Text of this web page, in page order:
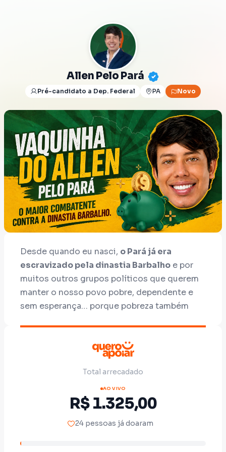
Allen Pelo Pará
Pré-candidato a Dep. Federal PA Novo
Desde quando eu nasci, o Pará já era
escravizado pela dinastia Barbalho e por
muitos outros grupos políticos que querem
manter o nosso povo pobre, dependente e
sem esperança… porque pobreza também
Mas a política que eu faço é diferente de
Eu não faço conchavo. Não me vendo.
abaixo a cabeça para quem destrói o nosso
estado enquanto vive no luxo.E é
exatamente por isso que tanta gente tenta
Total arrecadado
AO VIVO
R$ 1.325,00
24 pessoas já doaram